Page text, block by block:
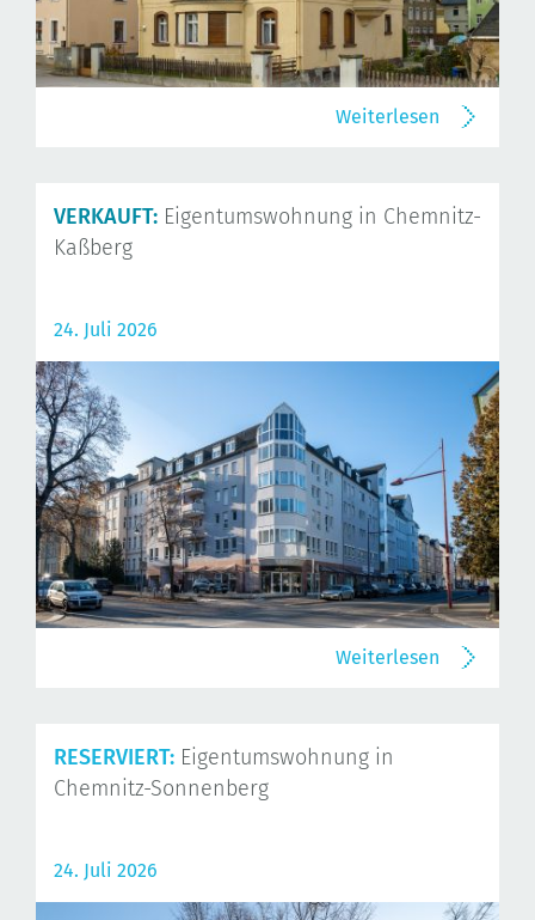
Weiterlesen
VERKAUFT: Eigentumswohnung in Chemnitz-
Kaßberg
24. Juli 2026
Weiterlesen
RESERVIERT: Eigentumswohnung in
Chemnitz-Sonnenberg
24. Juli 2026